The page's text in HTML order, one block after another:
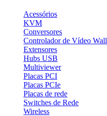
Acessórios
KVM
Conversores
Controlador de Vídeo Wall
Extensores
Hubs USB
Multiviewer
Placas PCI
Placas PCIe
Placas de rede
Switches de Rede
Wireless